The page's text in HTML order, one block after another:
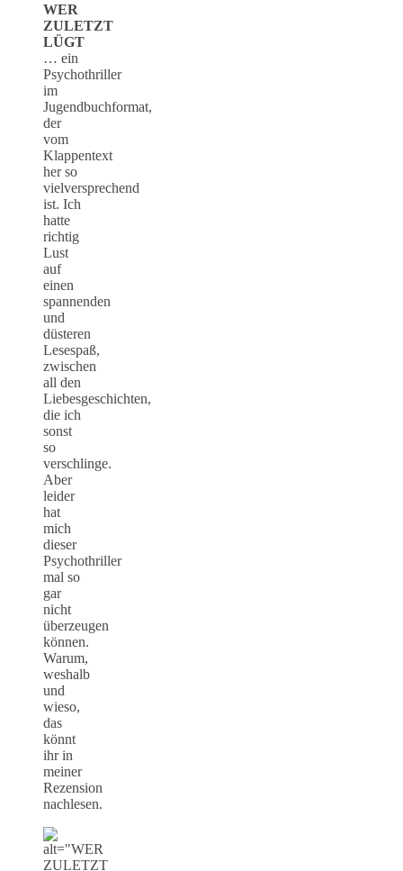
WER
ZULETZT
LÜGT
… ein
Psychothriller
im
Jugendbuchformat,
der
vom
Klappentext
her so
vielversprechend
ist. Ich
hatte
richtig
Lust
auf
einen
spannenden
und
düsteren
Lesespaß,
zwischen
all den
Liebesgeschichten,
die ich
sonst
so
verschlinge.
Aber
leider
hat
mich
dieser
Psychothriller
mal so
gar
nicht
überzeugen
können.
Warum,
weshalb
und
wieso,
das
könnt
ihr in
meiner
Rezension
nachlesen.